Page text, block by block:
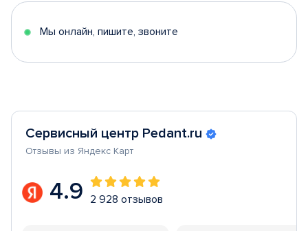
5
Мы онлайн, пишите, звоните
Сервисный центр Pedant.ru
Отзывы из Яндекс Карт
4.9 2 928 отзывов